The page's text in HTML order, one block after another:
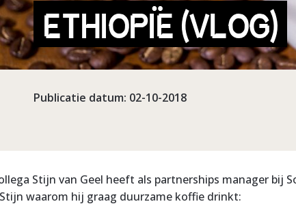
ETHIOPIË (VLOG)
Publicatie datum: 02-10-2018
Stijn van Geel heeft als partnerships manager bij
waarom hij graag duurzame koffie drinkt: